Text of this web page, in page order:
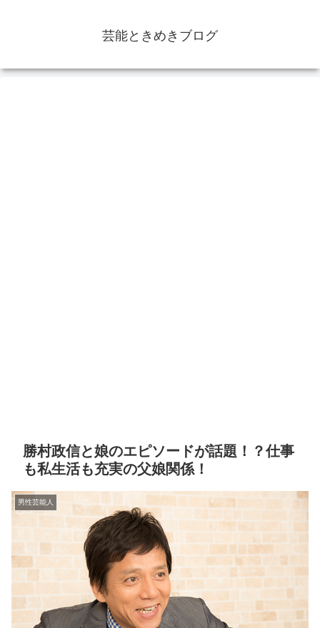
芸能ときめきブログ
勝村政信と娘のエピソードが話題！？仕事
も私生活も充実の父娘関係！
男性芸能人